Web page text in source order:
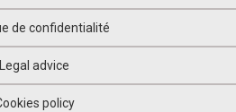
de confidentialité
Legal advice
policy